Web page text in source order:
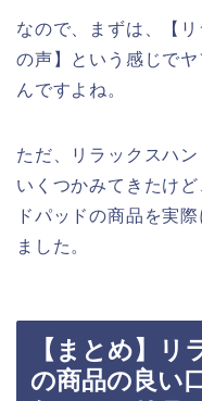
なので、まずは、【
の声】という感じで
んですよね。
ただ、リラックスハ
いくつかみてきたけ
ドパッドの商品を実
ました。
【まとめ】リ
の商品の良い